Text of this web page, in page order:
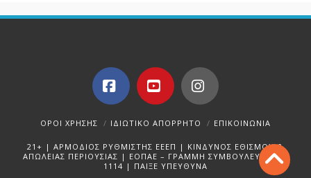
FacebookYouTubeInstagram
ΌΡΟΙ ΧΡΉΣΗΣ ΙΔΙΩΤΙΚΌ ΑΠΌΡΡΗΤΟ ΕΠΙΚΟΙΝΩΝΊΑ
21+ | ΑΡΜΟΔΙΟΣ ΡΥΘΜΙΣΤΗΣ ΕΕΕΠ | ΚΙΝΔΥΝΟΣ ΕΘΙΣΜΟΥ &
ΑΠΩΛΕΙΑΣ ΠΕΡΙΟΥΣΙΑΣ | ΕΟΠΑΕ – ΓΡΑΜΜΗ ΣΥΜΒΟΥΛΕΥΤΙΚΗΣ:
1114 | ΠΑΙΞΕ ΥΠΕΥΘΥΝΑ